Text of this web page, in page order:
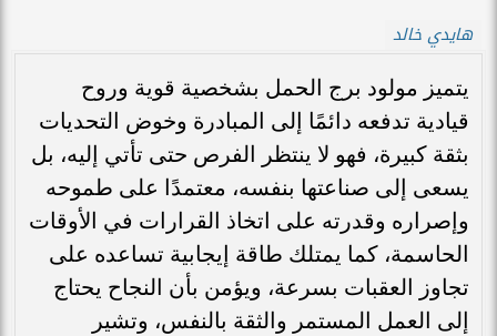
هايدي خالد
يتميز مولود برج الحمل بشخصية قوية وروح
قيادية تدفعه دائمًا إلى المبادرة وخوض التحديات
بثقة كبيرة، فهو لا ينتظر الفرص حتى تأتي إليه، بل
يسعى إلى صناعتها بنفسه، معتمدًا على طموحه
وإصراره وقدرته على اتخاذ القرارات في الأوقات
الحاسمة، كما يمتلك طاقة إيجابية تساعده على
تجاوز العقبات بسرعة، ويؤمن بأن النجاح يحتاج
إلى العمل المستمر والثقة بالنفس، وتشير